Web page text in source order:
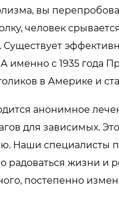
вы
человек
именно с 1935 года
в Америке и
анонимное
для зависимых.
Наши специалисты
радоваться жизни и
постепенно